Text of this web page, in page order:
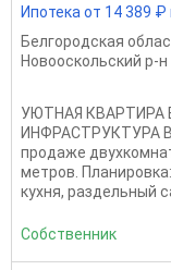
Ипотека от 14 389
Белгородская
Новооскольский р-н
УЮТНАЯ КВАРТИРА
ИНФРАСТРУКТУРА
продаже
метров.
кухня, раздельный
Собственник